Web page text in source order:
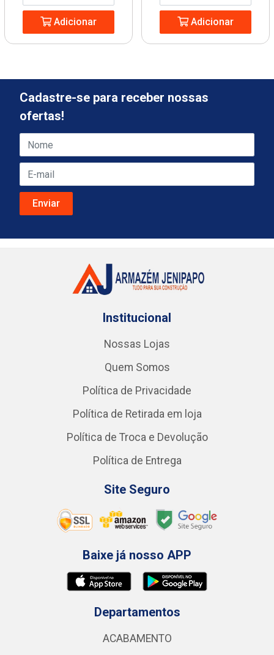
Adicionar Adicionar
Cadastre-se para receber nossas
ofertas!
Institucional
Nossas Lojas
Quem Somos
Política de Privacidade
Política de Retirada em loja
Política de Troca e Devolução
Política de Entrega
Site Seguro
Baixe já nosso APP
Departamentos
ACABAMENTO